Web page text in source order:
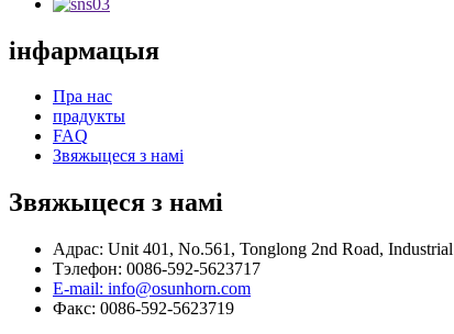
інфармацыя
Пра нас
прадукты
FAQ
Звяжыцеся з намі
Звяжыцеся з намі
Адрас: Unit 401, No.561, Tonglong 2nd Road,
Тэлефон: 0086-592-5623717
E-mail: info@osunhorn.com
Факс: 0086-592-5623719